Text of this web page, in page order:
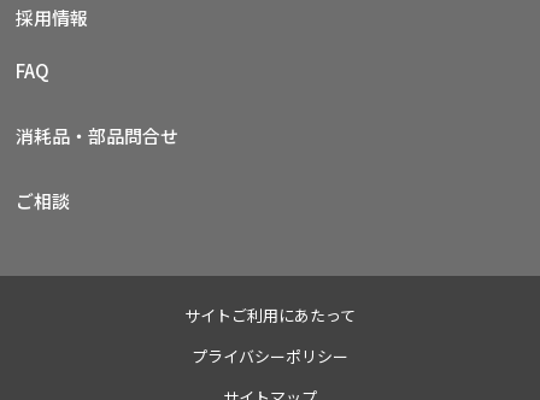
採用情報
FAQ
消耗品・部品問合せ
ご相談
サイトご利用にあたって
プライバシーポリシー